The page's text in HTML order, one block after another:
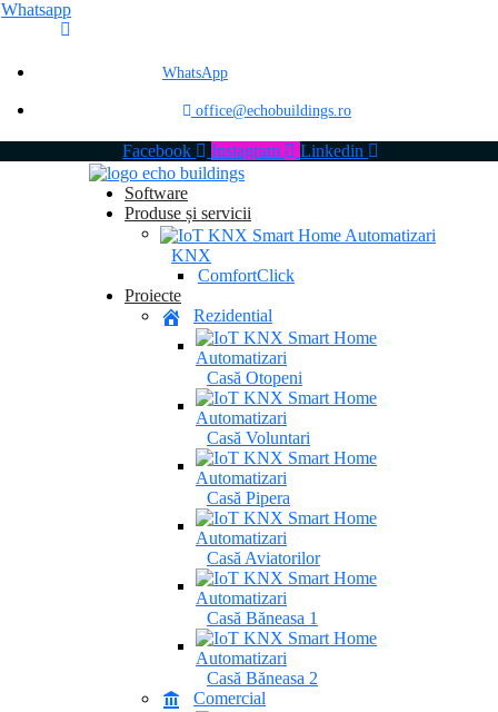
Whatsapp
WhatsApp
office@echobuildings.ro
Facebook Instagram Linkedin
Software
Produse și servicii
KNX
ComfortClick
Proiecte
Rezidential
Casă Otopeni
Casă Voluntari
Casă Pipera
Casă Aviatorilor
Casă Băneasa 1
Casă Băneasa 2
Comercial